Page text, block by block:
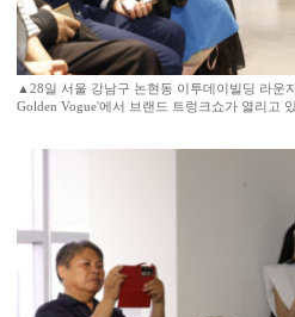
▲28일 서울 강남구 논현동 이투데이빌딩 라운
Golden Vogue'에서 브랜드 트렁크쇼가 열리고